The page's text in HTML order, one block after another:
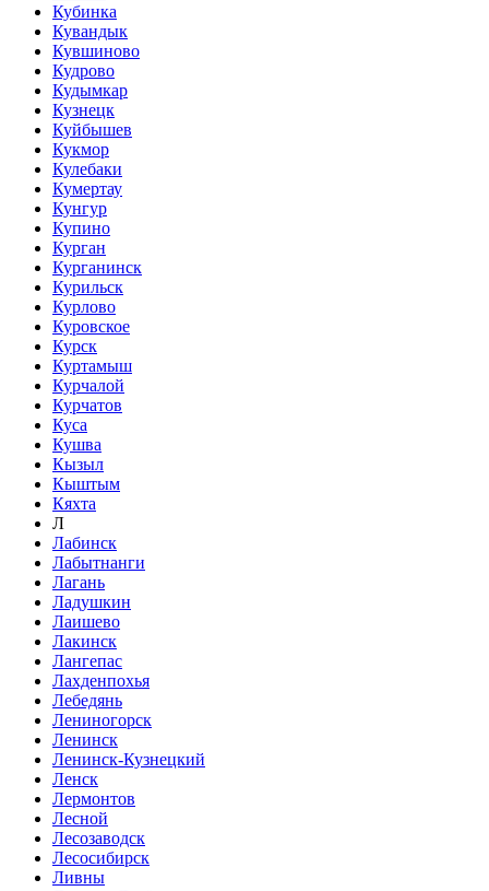
Кубинка
Кувандык
Кувшиново
Кудрово
Кудымкар
Кузнецк
Куйбышев
Кукмор
Кулебаки
Кумертау
Кунгур
Купино
Курган
Курганинск
Курильск
Курлово
Куровское
Курск
Куртамыш
Курчалой
Курчатов
Куса
Кушва
Кызыл
Кыштым
Кяхта
Л
Лабинск
Лабытнанги
Лагань
Ладушкин
Лаишево
Лакинск
Лангепас
Лахденпохья
Лебедянь
Лениногорск
Ленинск
Ленинск-Кузнецкий
Ленск
Лермонтов
Лесной
Лесозаводск
Лесосибирск
Ливны